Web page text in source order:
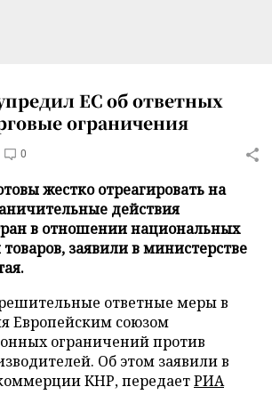
ЕС об ответных
ограничения
0
жестко отреагировать на
действия
в отношении национальных
заявили в министерстве
ответные меры в
Европейским союзом
ограничений против
Об этом заявили в
КНР, передаетРИА